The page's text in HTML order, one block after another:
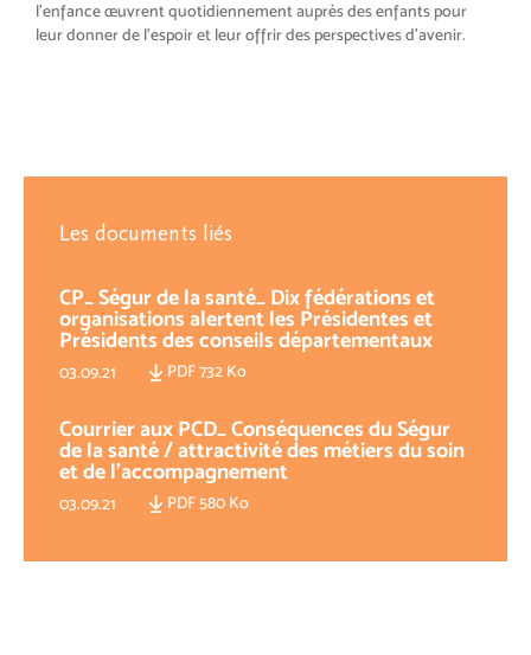
l’enfance œuvrent quotidiennement auprès des enfants pour
leur donner de l’espoir et leur offrir des perspectives d’avenir.
Les documents liés
CP_ Ségur de la santé_ Dix fédérations et
organisations alertent les Présidentes et
Présidents des conseils départementaux
03.09.21 PDF 732 Ko
Courrier aux PCD_ Conséquences du Ségur
de la santé / attractivité des métiers du soin
et de l’accompagnement
03.09.21 PDF 580 Ko